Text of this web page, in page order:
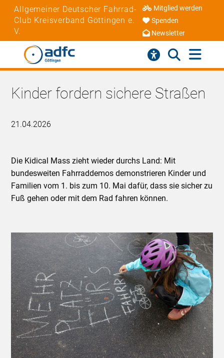
Allgemeiner Deutscher Fahrrad-
Club Kreisverband Göttingen e.
V.
Mitglied werden
Spenden
Newsletter
Kinder fordern sichere Straßen
21.04.2026
Die Kidical Mass zieht wieder durchs Land: Mit
bundesweiten Fahrraddemos demonstrieren Kinder und
Familien vom 1. bis zum 10. Mai dafür, dass sie sicher zu
Fuß gehen oder mit dem Rad fahren können.